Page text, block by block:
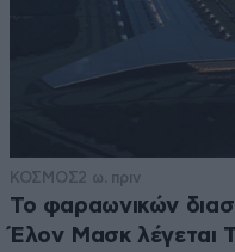
ΚΟΣΜΟΣ2 ω. πριν
Το φαραωνικών
Έλον Μασκ λέγεται